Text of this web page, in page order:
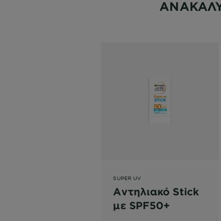
SUPER UV
Αντηλιακό Stick
με SPF50+